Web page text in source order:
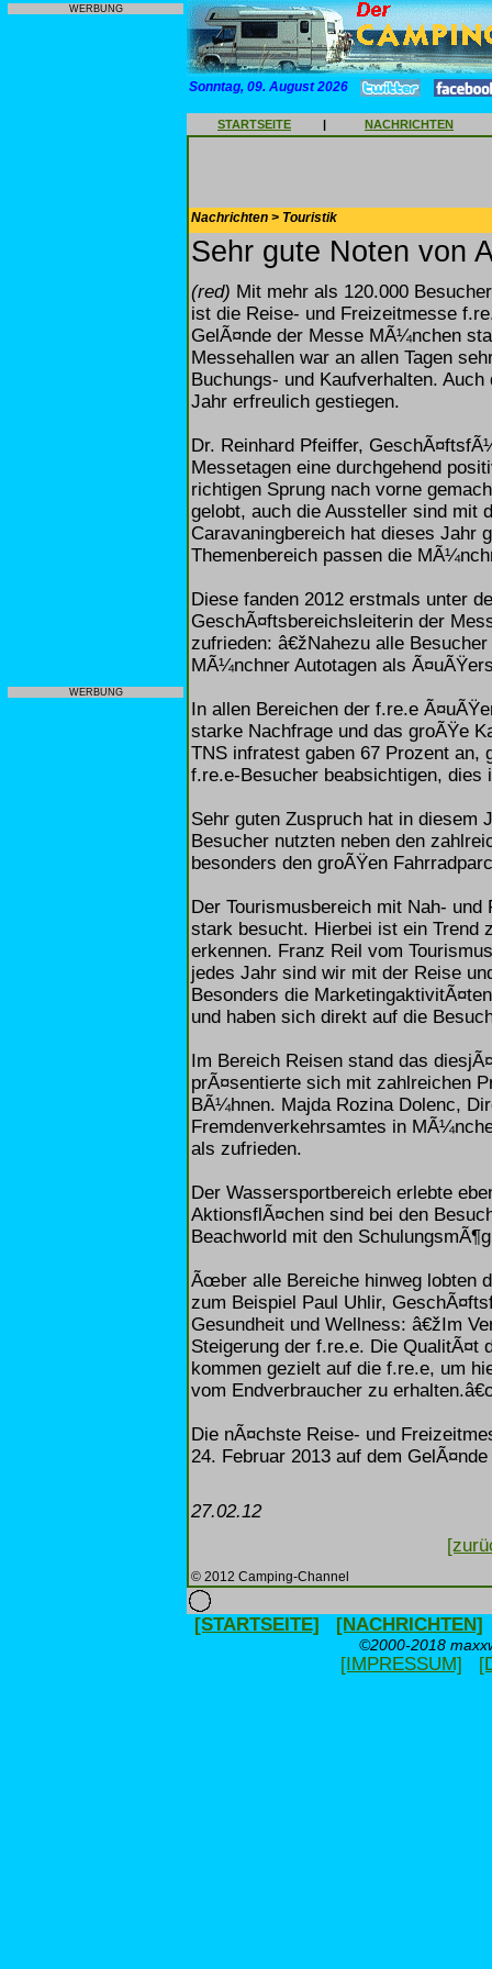
WERBUNG
WERBUNG
Sonntag, 09. August 2026
STARTSEITE | NACHRICHTEN
Nachrichten > Touristik
Sehr gute Noten von
(red) Mit mehr als 120.000
ist die Reise- und Freizeitmesse
GelÃ¤nde der Messe MÃ¼nchen
Messehallen war an allen Tagen
Buchungs- und Kaufverhalten.
Jahr erfreulich gestiegen.
Dr. Reinhard Pfeiffer,
Messetagen eine durchgehend
richtigen Sprung nach vorne
gelobt, auch die Aussteller sind mit
Caravaningbereich hat dieses Jahr
Themenbereich passen die
Diese fanden 2012 erstmals unter
GeschÃ¤ftsbereichsleiterin der
zufrieden: â€žNahezu alle
MÃ¼nchner Autotagen als
In allen Bereichen der f.re.e
starke Nachfrage und das groÃŸe
TNS infratest gaben 67 Prozent an,
f.re.e-Besucher beabsichtigen,
Sehr guten Zuspruch hat in diesem
Besucher nutzten neben den
besonders den groÃŸen
Der Tourismusbereich mit Nah-
stark besucht. Hierbei ist ein Trend
erkennen. Franz Reil vom
jedes Jahr sind wir mit der Reise
Besonders die
und haben sich direkt auf die
Im Bereich Reisen stand das
prÃ¤sentierte sich mit zahlreichen
BÃ¼hnen. Majda Rozina Dolenc,
Fremdenverkehrsamtes in
als zufrieden.
Der Wassersportbereich erlebte
AktionsflÃ¤chen sind bei den
Beachworld mit den
Ãœber alle Bereiche hinweg lobten
zum Beispiel Paul Uhlir,
Gesundheit und Wellness: â€žIm
Steigerung der f.re.e. Die QualitÃ¤t
kommen gezielt auf die f.re.e, um
vom Endverbraucher zu
Die nÃ¤chste Reise- und
24. Februar 2013 auf dem
27.02.12
© 2012 Camping-Channel
[STARTSEITE] [NACHRICHTEN]
©2000-2018
[IMPRESSUM]